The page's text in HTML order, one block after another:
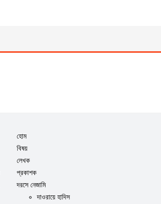
হোম
বিষয়
লেখক
প্রকাশক
দরসে নেজামি
দাওরায়ে হাদিস